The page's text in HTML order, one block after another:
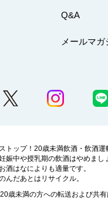
Q&A
メールマガ
ストップ！20歳未満飲酒・飲酒運
娠中や授乳期の飲酒はやめまし
お酒はなによりも適量です。
んだあとはリサイクル。
歳未満の方への転送および共有